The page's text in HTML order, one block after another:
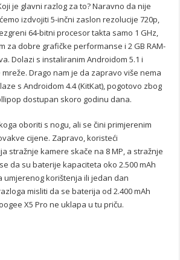
je glavni razlog za to? Naravno da nije
izdvojiti 5-inčni zaslon rezolucije 720p,
64-bitni procesor takta samo 1 GHz,
za dobre grafičke performanse i 2 GB RAM-
Dolazi s instaliranim Androidom 5.1 i
Drago nam je da zapravo više nema
s Androidom 4.4 (KitKat), pogotovo zbog
dostupan skoro godinu dana.
oboriti s nogu, ali se čini primjerenim
cijene. Zapravo, koristeći
stražnje kamere skače na 8 MP, a stražnje
da su baterije kapaciteta oko 2.500 mAh
umjerenog korištenja ili jedan dan
misliti da se baterija od 2.400 mAh
X5 Pro ne uklapa u tu priču.